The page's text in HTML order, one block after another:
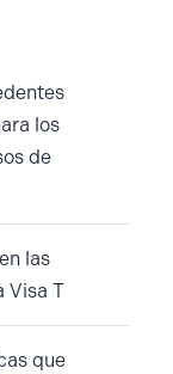
los
de
las
Visa T
que